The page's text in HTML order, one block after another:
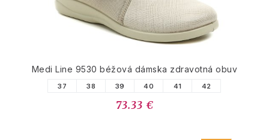
Medi Line 9530 béžová dámska zdravotná obuv
37 38 39 40 41 42
73.33 €